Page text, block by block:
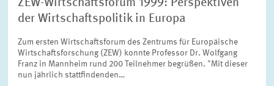
PRESSEVERTEILER
EXPERTENLISTE
ZEW-Wirtschaftsforum 1999: Perspektiven
der Wirtschaftspolitik in Europa
Zum ersten Wirtschaftsforum des Zentrums für Europäische
Wirtschaftsforschung (ZEW) konnte Professor Dr. Wolfgang
Franz in Mannheim rund 200 Teilnehmer begrüßen. "Mit dieser
nun jährlich stattfindenden…